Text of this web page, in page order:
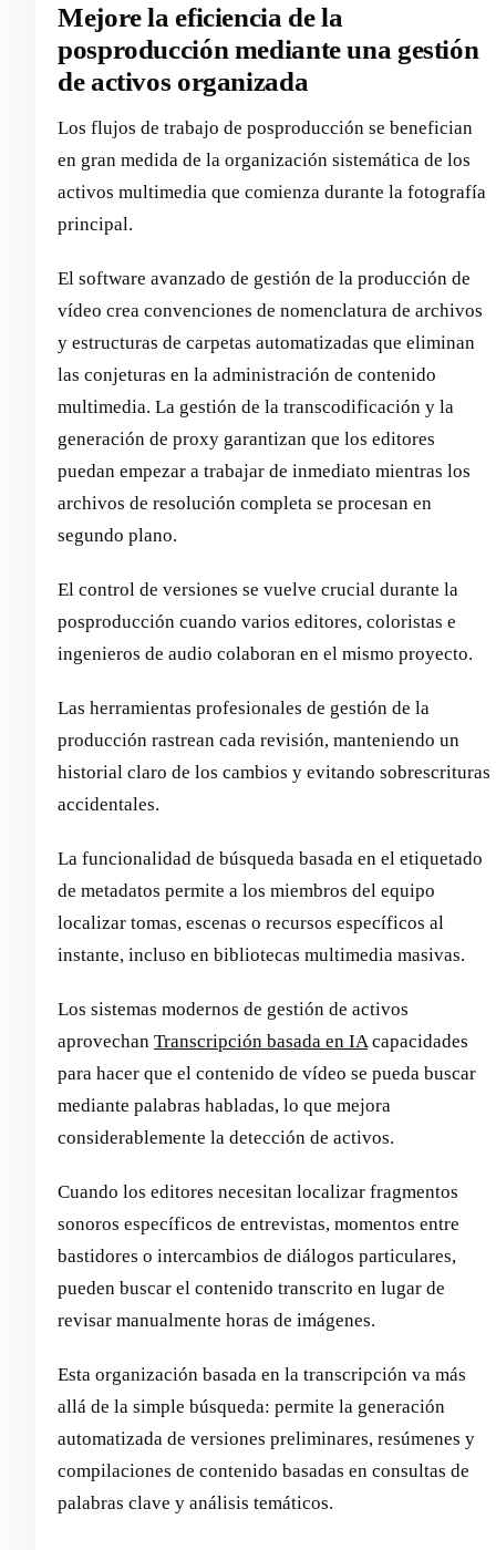
Mejore la eficiencia de la
posproducción mediante una gestión
de activos organizada
Los flujos de trabajo de posproducción se benefician
en gran medida de la organización sistemática de los
activos multimedia que comienza durante la fotografía
principal.
El software avanzado de gestión de la producción de
vídeo crea convenciones de nomenclatura de archivos
y estructuras de carpetas automatizadas que eliminan
las conjeturas en la administración de contenido
multimedia. La gestión de la transcodificación y la
generación de proxy garantizan que los editores
puedan empezar a trabajar de inmediato mientras los
archivos de resolución completa se procesan en
segundo plano.
El control de versiones se vuelve crucial durante la
posproducción cuando varios editores, coloristas e
ingenieros de audio colaboran en el mismo proyecto.
Las herramientas profesionales de gestión de la
producción rastrean cada revisión, manteniendo un
historial claro de los cambios y evitando sobrescrituras
accidentales.
La funcionalidad de búsqueda basada en el etiquetado
de metadatos permite a los miembros del equipo
localizar tomas, escenas o recursos específicos al
instante, incluso en bibliotecas multimedia masivas.
Los sistemas modernos de gestión de activos
aprovechan Transcripción basada en IAcapacidades
para hacer que el contenido de vídeo se pueda buscar
mediante palabras habladas, lo que mejora
considerablemente la detección de activos.
Cuando los editores necesitan localizar fragmentos
sonoros específicos de entrevistas, momentos entre
bastidores o intercambios de diálogos particulares,
pueden buscar el contenido transcrito en lugar de
revisar manualmente horas de imágenes.
Esta organización basada en la transcripción va más
allá de la simple búsqueda: permite la generación
automatizada de versiones preliminares, resúmenes y
compilaciones de contenido basadas en consultas de
palabras clave y análisis temáticos.